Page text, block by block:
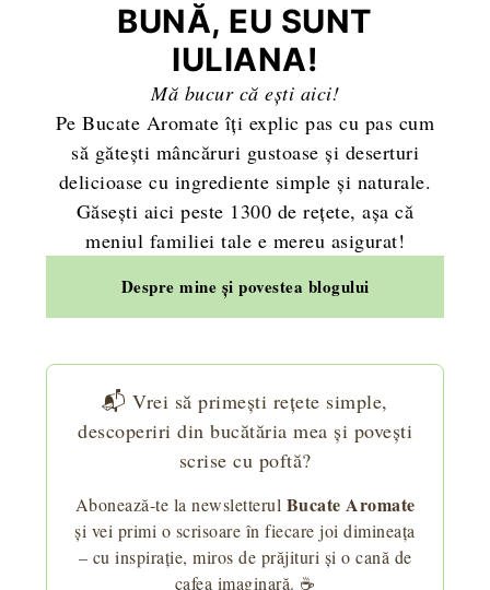
BUNĂ, EU SUNT
IULIANA!
Mă bucur că ești aici!
Pe Bucate Aromate îți explic pas cu pas cum
să gătești mâncăruri gustoase și deserturi
delicioase cu ingrediente simple și naturale.
Găsești aici peste 1300 de rețete, așa că
meniul familiei tale e mereu asigurat!
Despre mine și povestea blogului
📬 Vrei să primești rețete simple,
descoperiri din bucătăria mea și povești
scrise cu poftă?
Abonează-te la newsletterul Bucate Aromate
și vei primi o scrisoare în fiecare joi dimineața
– cu inspirație, miros de prăjituri și o cană de
cafea imaginară. ☕